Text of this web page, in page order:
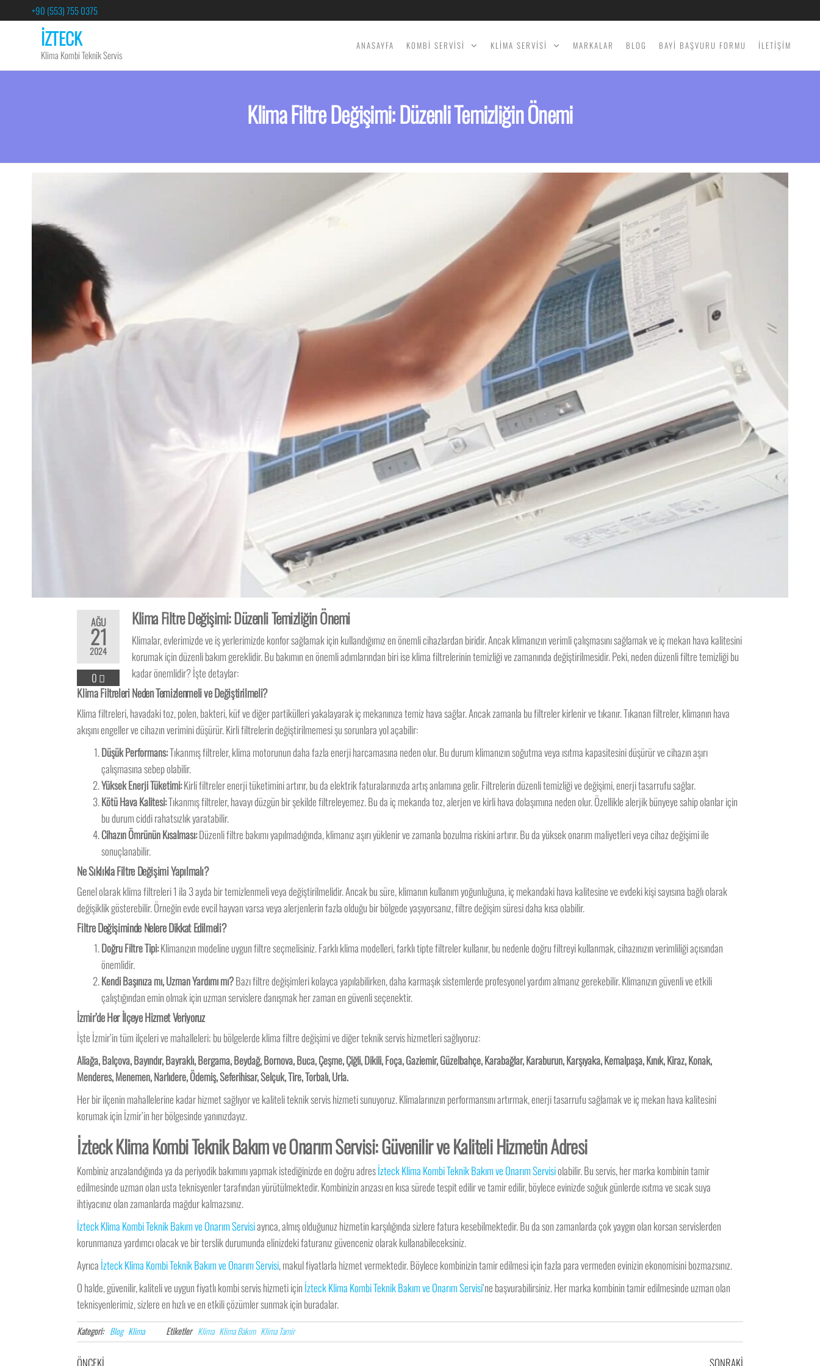
+90 (553) 755 0375
İZTECK
Klima Kombi Teknik Servis
ANASAYFA KOMBİ SERVİSİ KLİMA SERVİSİ MARKALAR BLOG BAYİ BAŞVURU FORMU İLETİŞİM
Klima Filtre Değişimi: Düzenli Temizliğin Önemi
AĞU
21
2024
0
Klima Filtre Değişimi: Düzenli Temizliğin Önemi
Klimalar, evlerimizde ve iş yerlerimizde konfor sağlamak için kullandığımız en önemli cihazlardan biridir. Ancak klimanızın verimli çalışmasını sağlamak ve iç mekan hava kalitesini
korumak için düzenli bakım gereklidir. Bu bakımın en önemli adımlarından biri ise klima filtrelerinin temizliği ve zamanında değiştirilmesidir. Peki, neden düzenli filtre temizliği bu
kadar önemlidir? İşte detaylar:
Klima Filtreleri Neden Temizlenmeli ve Değiştirilmeli?
Klima filtreleri, havadaki toz, polen, bakteri, küf ve diğer partikülleri yakalayarak iç mekanınıza temiz hava sağlar. Ancak zamanla bu filtreler kirlenir ve tıkanır. Tıkanan filtreler, klimanın hava
akışını engeller ve cihazın verimini düşürür. Kirli filtrelerin değiştirilmemesi şu sorunlara yol açabilir:
Düşük Performans:Tıkanmış filtreler, klima motorunun daha fazla enerji harcamasına neden olur. Bu durum klimanızın soğutma veya ısıtma kapasitesini düşürür ve cihazın aşırı
çalışmasına sebep olabilir.
Yüksek Enerji Tüketimi:Kirli filtreler enerji tüketimini artırır, bu da elektrik faturalarınızda artış anlamına gelir. Filtrelerin düzenli temizliği ve değişimi, enerji tasarrufu sağlar.
Kötü Hava Kalitesi:Tıkanmış filtreler, havayı düzgün bir şekilde filtreleyemez. Bu da iç mekanda toz, alerjen ve kirli hava dolaşımına neden olur. Özellikle alerjik bünyeye sahip olanlar için
bu durum ciddi rahatsızlık yaratabilir.
Cihazın Ömrünün Kısalması:Düzenli filtre bakımı yapılmadığında, klimanız aşırı yüklenir ve zamanla bozulma riskini artırır. Bu da yüksek onarım maliyetleri veya cihaz değişimi ile
sonuçlanabilir.
Ne Sıklıkla Filtre Değişimi Yapılmalı?
Genel olarak klima filtreleri 1 ila 3 ayda bir temizlenmeli veya değiştirilmelidir. Ancak bu süre, klimanın kullanım yoğunluğuna, iç mekandaki hava kalitesine ve evdeki kişi sayısına bağlı olarak
değişiklik gösterebilir. Örneğin evde evcil hayvan varsa veya alerjenlerin fazla olduğu bir bölgede yaşıyorsanız, filtre değişim süresi daha kısa olabilir.
Filtre Değişiminde Nelere Dikkat Edilmeli?
Doğru Filtre Tipi:Klimanızın modeline uygun filtre seçmelisiniz. Farklı klima modelleri, farklı tipte filtreler kullanır, bu nedenle doğru filtreyi kullanmak, cihazınızın verimliliği açısından
önemlidir.
Kendi Başınıza mı, Uzman Yardımı mı?Bazı filtre değişimleri kolayca yapılabilirken, daha karmaşık sistemlerde profesyonel yardım almanız gerekebilir. Klimanızın güvenli ve etkili
çalıştığından emin olmak için uzman servislere danışmak her zaman en güvenli seçenektir.
İzmir’de Her İlçeye Hizmet Veriyoruz
İşte İzmir’in tüm ilçeleri ve mahalleleri; bu bölgelerde klima filtre değişimi ve diğer teknik servis hizmetleri sağlıyoruz:
Aliağa, Balçova, Bayındır, Bayraklı, Bergama, Beydağ, Bornova, Buca, Çeşme, Çiğli, Dikili, Foça, Gaziemir, Güzelbahçe, Karabağlar, Karaburun, Karşıyaka, Kemalpaşa, Kınık, Kiraz, Konak,
Menderes, Menemen, Narlıdere, Ödemiş, Seferihisar, Selçuk, Tire, Torbalı, Urla.
Her bir ilçenin mahallelerine kadar hizmet sağlıyor ve kaliteli teknik servis hizmeti sunuyoruz. Klimalarınızın performansını artırmak, enerji tasarrufu sağlamak ve iç mekan hava kalitesini
korumak için İzmir’in her bölgesinde yanınızdayız.
İzteck Klima Kombi Teknik Bakım ve Onarım Servisi: Güvenilir ve Kaliteli Hizmetin Adresi
Kombiniz arızalandığında ya da periyodik bakımını yapmak istediğinizde en doğru adresİzteck Klima Kombi Teknik Bakım ve Onarım Servisiolabilir. Bu servis, her marka kombinin tamir
edilmesinde uzman olan usta teknisyenler tarafından yürütülmektedir. Kombinizin arızası en kısa sürede tespit edilir ve tamir edilir, böylece evinizde soğuk günlerde ısıtma ve sıcak suya
ihtiyacınız olan zamanlarda mağdur kalmazsınız.
İzteck Klima Kombi Teknik Bakım ve Onarım Servisiayrıca, almış olduğunuz hizmetin karşılığında sizlere fatura kesebilmektedir. Bu da son zamanlarda çok yaygın olan korsan servislerden
korunmanıza yardımcı olacak ve bir terslik durumunda elinizdeki faturanız güvenceniz olarak kullanabileceksiniz.
Ayrıca İzteck Klima Kombi Teknik Bakım ve Onarım Servisi, makul fiyatlarla hizmet vermektedir. Böylece kombinizin tamir edilmesi için fazla para vermeden evinizin ekonomisini bozmazsınız.
O halde, güvenilir, kaliteli ve uygun fiyatlı kombi servis hizmeti için İzteck Klima Kombi Teknik Bakım ve Onarım Servisi‘ne başvurabilirsiniz. Her marka kombinin tamir edilmesinde uzman olan
teknisyenlerimiz, sizlere en hızlı ve en etkili çözümler sunmak için buradalar.
Kategori: Blog Klima Etiketler Klima Klima Bakım Klima Tamir
ÖNCEKI
SONRAKI